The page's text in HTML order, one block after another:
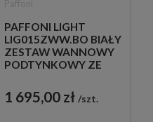
PAFFONI LIGHT
LIG015ZWW.BO BIAŁY
ZESTAW WANNOWY
PODTYNKOWY ZE
PRYSZNICOWĄ
1 695,00 zł szt.